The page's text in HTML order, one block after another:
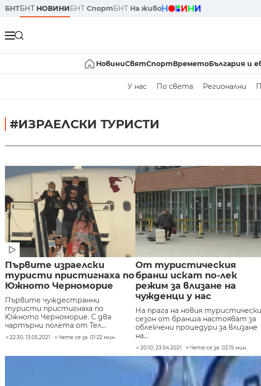
БНТБНТ НОВИНИБНТ СпортБНТ На живо
НовиниСвятСпортВреметоБългария и
У нас По света Регионални
#ИЗРАЕЛСКИ ТУРИСТИ
Първите израелски
туристи пристигнаха по
Южното Черноморие
Първите чуждестранни
туристи пристигнаха по
Южното Черноморие. С два
чартърни полета от Тел...
22:30, 13.05.2021 Чете се за: 01:22 мин.
От туристическия
бранш искат по-лек
режим за влизане на
чужденци у нас
На прага на новия туристически
сезон от бранша настояват за
облекчени процедури за влизане
на...
20:10, 23.04.2021 Чете се за: 02:15 мин.